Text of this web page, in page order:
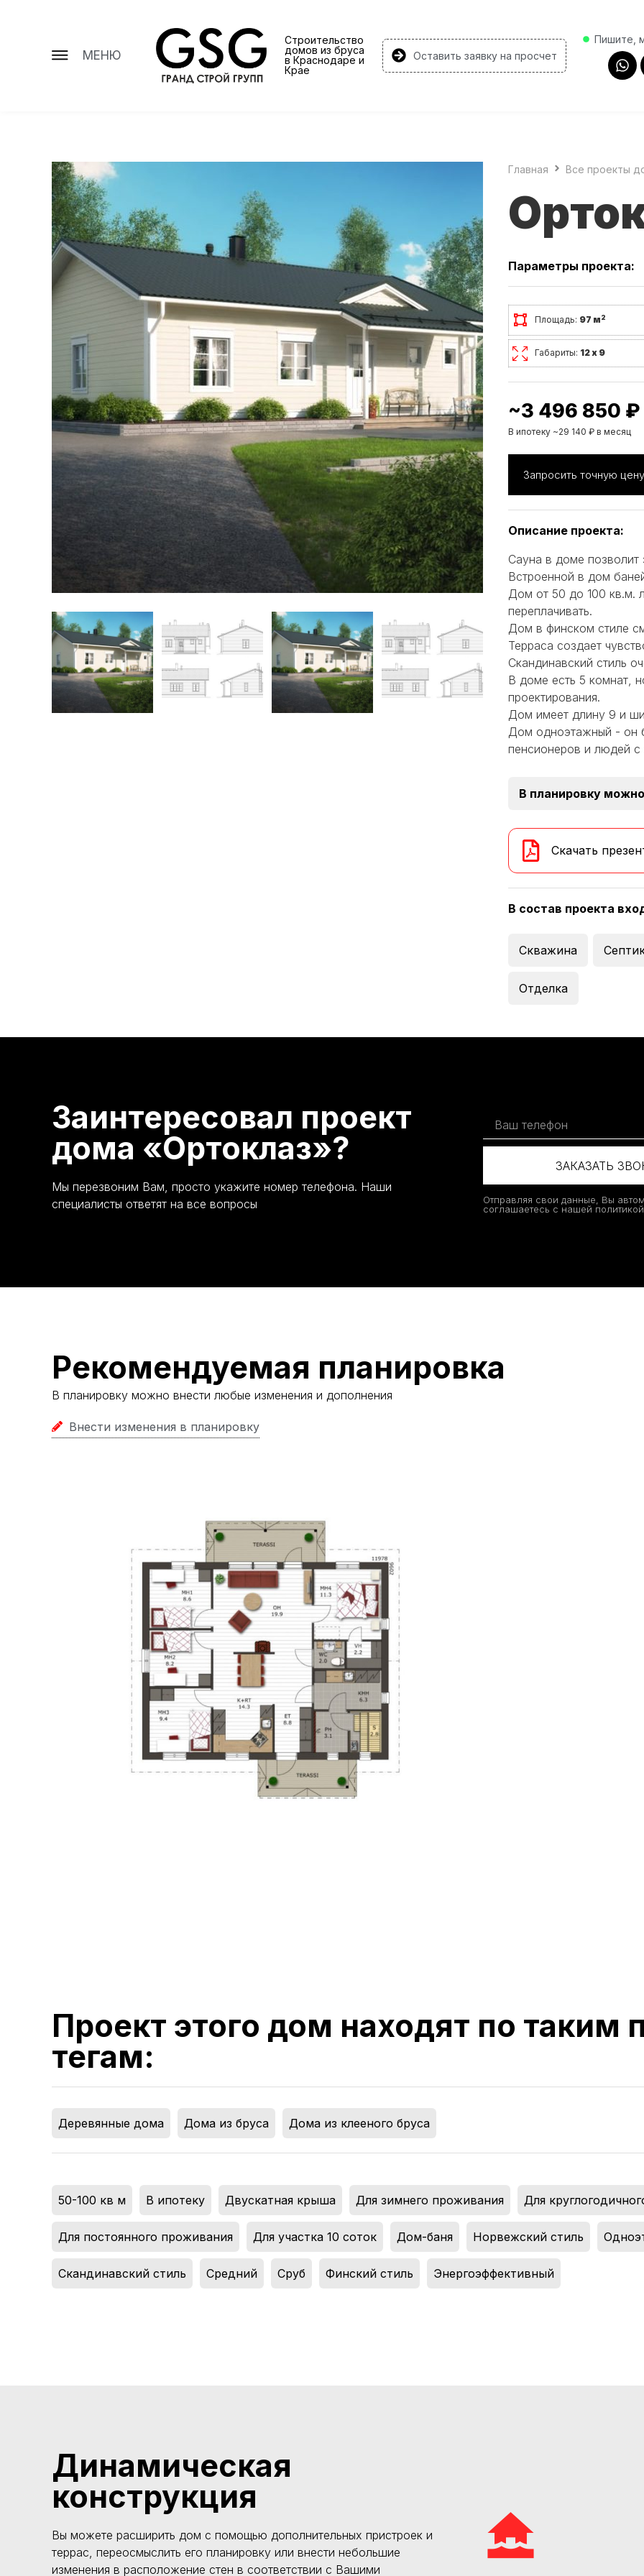
МЕНЮ
Строительство
домов из бруса
в Краснодаре и
Крае
Оставить заявку на просчет
Пишите,
Главная Все проекты
Параметры проекта:
Площадь: 97 м2
Габариты: 12 х 9
~3 496 850 ₽
В ипотеку ~29 140 ₽ в месяц
Запросить точную цену
Описание проекта:
Сауна в доме позволит
Встроенной в дом
Дом от 50 до 100 кв.м.
переплачивать.
Дом в финском стиле
Терраса создает
Скандинавский стиль
В доме есть 5 комнат,
проектирования.
Дом имеет длину 9 и
Дом одноэтажный - он
пенсионеров и людей
В планировку
Скачать
В состав проекта
Скважина
Отделка
Заинтересовал проект
дома «Ортоклаз»?
Мы перезвоним Вам, просто укажите номер телефона. Наши
специалисты ответят на все вопросы
ЗАКАЗАТЬ
Отправляя свои данные, Вы
соглашаетесь с нашей
Рекомендуемая планировка
В планировку можно внести любые изменения и дополнения
Внести изменения в планировку
Проект этого дом находят по таким
тегам:
Деревянные дома Дома из бруса Дома из клееного бруса
50-100 кв м В ипотеку Двускатная крыша Для зимнего проживания Для
Для постоянного проживания Для участка 10 соток Дом-баня Норвежский стиль
Скандинавский стиль Средний Сруб Финский стиль Энергоэффективный
Динамическая
конструкция
Вы можете расширить дом с помощью дополнительных пристроек и
террас, переосмыслить его планировку или внести небольшие
изменения в расположение стен в соответствии с Вашими